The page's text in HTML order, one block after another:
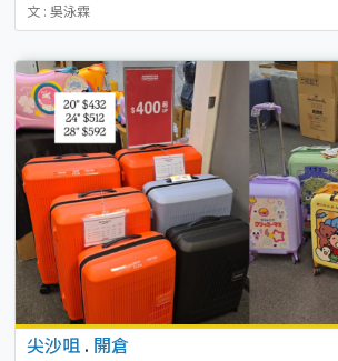
文 : 吳泳霖
尖沙咀 . 開倉